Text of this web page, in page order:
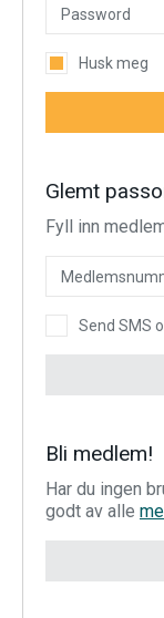
Husk meg
Glemt
Fyll inn
Send SMS
Bli medlem!
Har du ingen
godt av alle